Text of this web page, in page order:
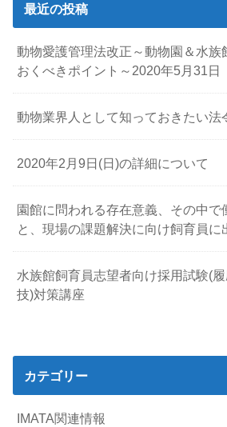
最近の投稿
動物愛護管理法改正～動物園＆水族
おくべきポイント～2020年5月31日
動物業界人として知っておきたい法
2020年2月9日(日)の詳細について
園館に問われる存在意義、その中で
と、現場の課題解決に向け飼育員に
水族館飼育員志望者向け採用試験(
技)対策講座
カテゴリー
IMATA関連情報